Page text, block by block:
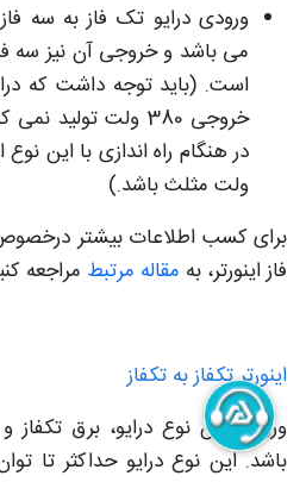
است. (باید توجه داشت که
خروجی 380 ولت
ولت مثلث باشد.)
برای کسب اطلاعات بیشتر
فاز اینورتر، به مقاله مرتبط مراجعه
اینورتر تکفاز به تکفاز
ورودی این نوع درایو، برق